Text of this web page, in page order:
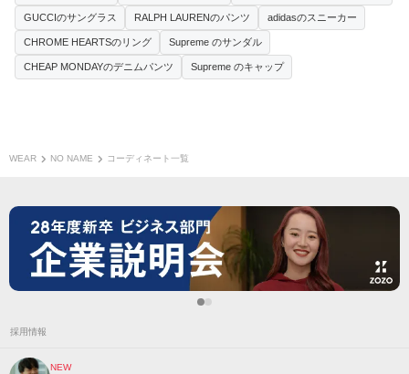
GUCCIのサングラス RALPH LAURENのパンツ adidasのスニーカー
CHROME HEARTSのリング Supreme のサンダル
CHEAP MONDAYのデニムパンツ Supreme のキャップ
WEAR NO NAME コーディネート一覧
採用情報
NEW